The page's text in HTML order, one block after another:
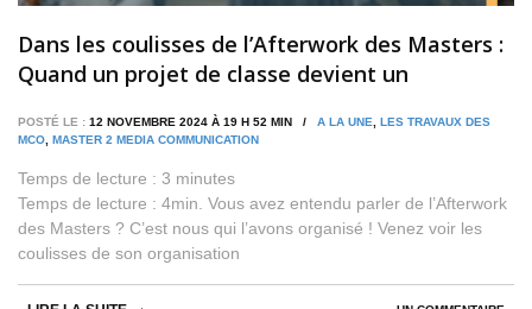
Dans les coulisses de l’Afterwork des Masters :
Quand un projet de classe devient un
POSTÉ LE : 12 NOVEMBRE 2024 À 19 H 52 MIN / A LA UNE, LES TRAVAUX DES
MCO, MASTER 2 MEDIA COMMUNICATION
Temps de lecture : 3 minutes
Temps de lecture : 4min. Vous avez entendu parler de l’Afterwork
des Masters ? C’est nous qui l’avons organisé ! Venez voir les
coulisses de son organisation